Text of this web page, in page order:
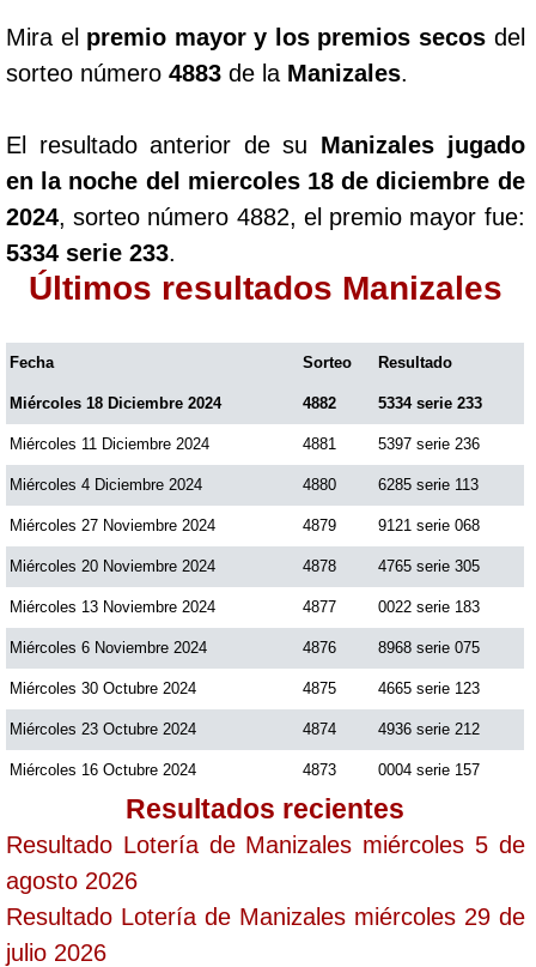
Paisita Día
Paisita 3
Pick 3 Día
Pick 4 Noche
Pijao de Oro
Saman de la suerte
Sinuano Día
Sinuano Noche
Super Chontico Noche
Mira el premio mayor y los premios secosdel
sorteo número 4883 de la Manizales.
El resultado anterior de su Manizales jugado
en la noche del miercoles 18 de diciembre de
2024, sorteo número 4882, el premio mayor fue:
5334 serie 233.
Últimos resultados Manizales
Fecha Sorteo Resultado
Miércoles 18 Diciembre 2024 4882 5334 serie 233
Miércoles 11 Diciembre 2024 4881 5397 serie 236
Miércoles 4 Diciembre 2024 4880 6285 serie 113
Miércoles 27 Noviembre 2024 4879 9121 serie 068
Miércoles 20 Noviembre 2024 4878 4765 serie 305
Miércoles 13 Noviembre 2024 4877 0022 serie 183
Miércoles 6 Noviembre 2024 4876 8968 serie 075
Miércoles 30 Octubre 2024 4875 4665 serie 123
Miércoles 23 Octubre 2024 4874 4936 serie 212
Miércoles 16 Octubre 2024 4873 0004 serie 157
Resultados recientes
Resultado Lotería de Manizales miércoles 5 de
agosto 2026
Resultado Lotería de Manizales miércoles 29 de
julio 2026